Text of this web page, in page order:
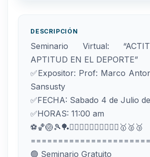
DESCRIPCIÓN
Seminario Virtual:
APTITUD EN EL DEPORTE”
✅Expositor: Prof: Marco
Sansusty
✅FECHA: Sabado 4 de Julio
✅HORAS: 11:00 am
⚽🏀🏐🎾🏓🏋️‍♀️🤼‍♂️⛹🏻‍♀️🏊🏻‍♀️🥇🥈🥉
🟢 Seminario Gratuito